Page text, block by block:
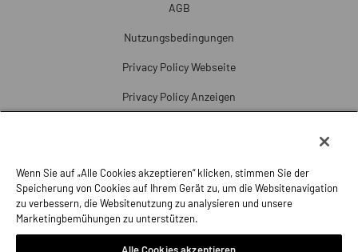
AGB
Nutzungsbedingungen
Privacy Policy Webseite
Privacy Policy Anzeigen
Beschwerde
Impressum
Wenn Sie auf „Alle Cookies akzeptieren“ klicken, stimmen Sie der
Speicherung von Cookies auf Ihrem Gerät zu, um die Websitenavigation
zu verbessern, die Websitenutzung zu analysieren und unsere
Marketingbemühungen zu unterstützen.